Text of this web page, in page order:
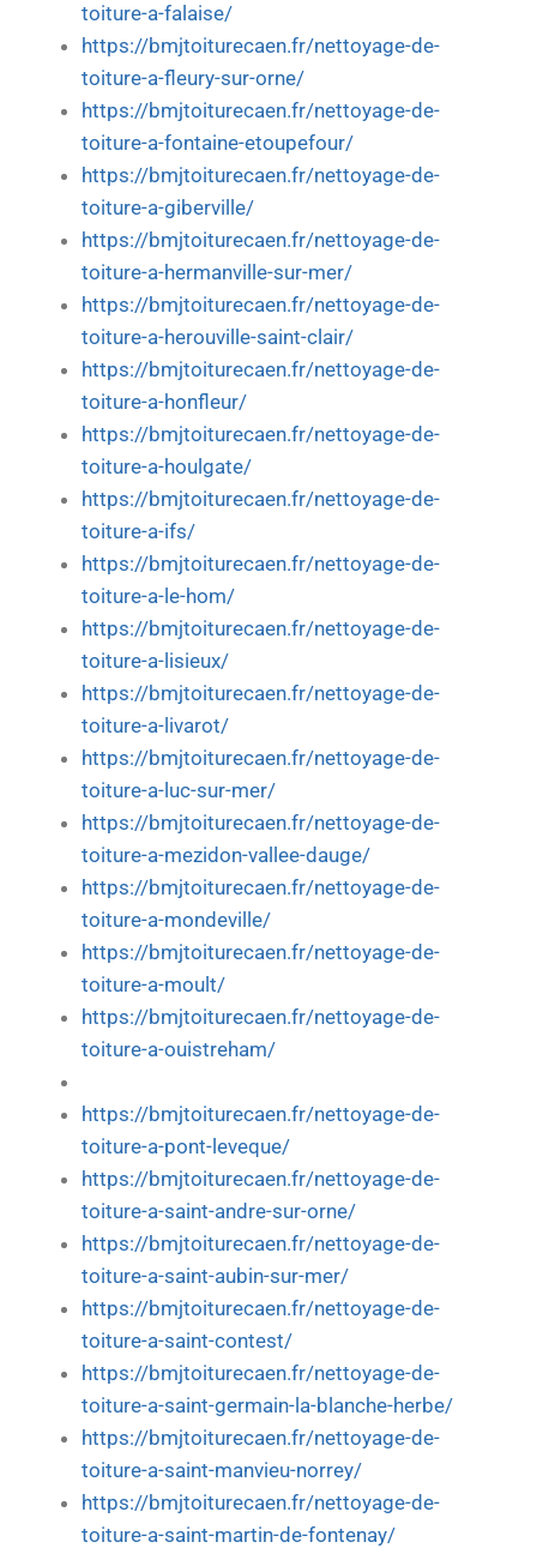
toiture-a-falaise/
https://bmjtoiturecaen.fr/nettoyage-de-
toiture-a-fleury-sur-orne/
https://bmjtoiturecaen.fr/nettoyage-de-
toiture-a-fontaine-etoupefour/
https://bmjtoiturecaen.fr/nettoyage-de-
toiture-a-giberville/
https://bmjtoiturecaen.fr/nettoyage-de-
toiture-a-hermanville-sur-mer/
https://bmjtoiturecaen.fr/nettoyage-de-
toiture-a-herouville-saint-clair/
https://bmjtoiturecaen.fr/nettoyage-de-
toiture-a-honfleur/
https://bmjtoiturecaen.fr/nettoyage-de-
toiture-a-houlgate/
https://bmjtoiturecaen.fr/nettoyage-de-
toiture-a-ifs/
https://bmjtoiturecaen.fr/nettoyage-de-
toiture-a-le-hom/
https://bmjtoiturecaen.fr/nettoyage-de-
toiture-a-lisieux/
https://bmjtoiturecaen.fr/nettoyage-de-
toiture-a-livarot/
https://bmjtoiturecaen.fr/nettoyage-de-
toiture-a-luc-sur-mer/
https://bmjtoiturecaen.fr/nettoyage-de-
toiture-a-mezidon-vallee-dauge/
https://bmjtoiturecaen.fr/nettoyage-de-
toiture-a-mondeville/
https://bmjtoiturecaen.fr/nettoyage-de-
toiture-a-moult/
https://bmjtoiturecaen.fr/nettoyage-de-
toiture-a-ouistreham/
https://bmjtoiturecaen.fr/nettoyage-de-
toiture-a-pont-leveque/
https://bmjtoiturecaen.fr/nettoyage-de-
toiture-a-saint-andre-sur-orne/
https://bmjtoiturecaen.fr/nettoyage-de-
toiture-a-saint-aubin-sur-mer/
https://bmjtoiturecaen.fr/nettoyage-de-
toiture-a-saint-contest/
https://bmjtoiturecaen.fr/nettoyage-de-
toiture-a-saint-germain-la-blanche-herbe/
https://bmjtoiturecaen.fr/nettoyage-de-
toiture-a-saint-manvieu-norrey/
https://bmjtoiturecaen.fr/nettoyage-de-
toiture-a-saint-martin-de-fontenay/